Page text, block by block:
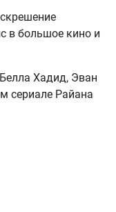
в большое кино и
Хадид, Эван
сериале Райана